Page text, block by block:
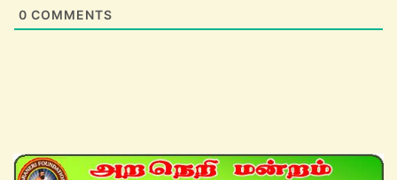
0 COMMENTS